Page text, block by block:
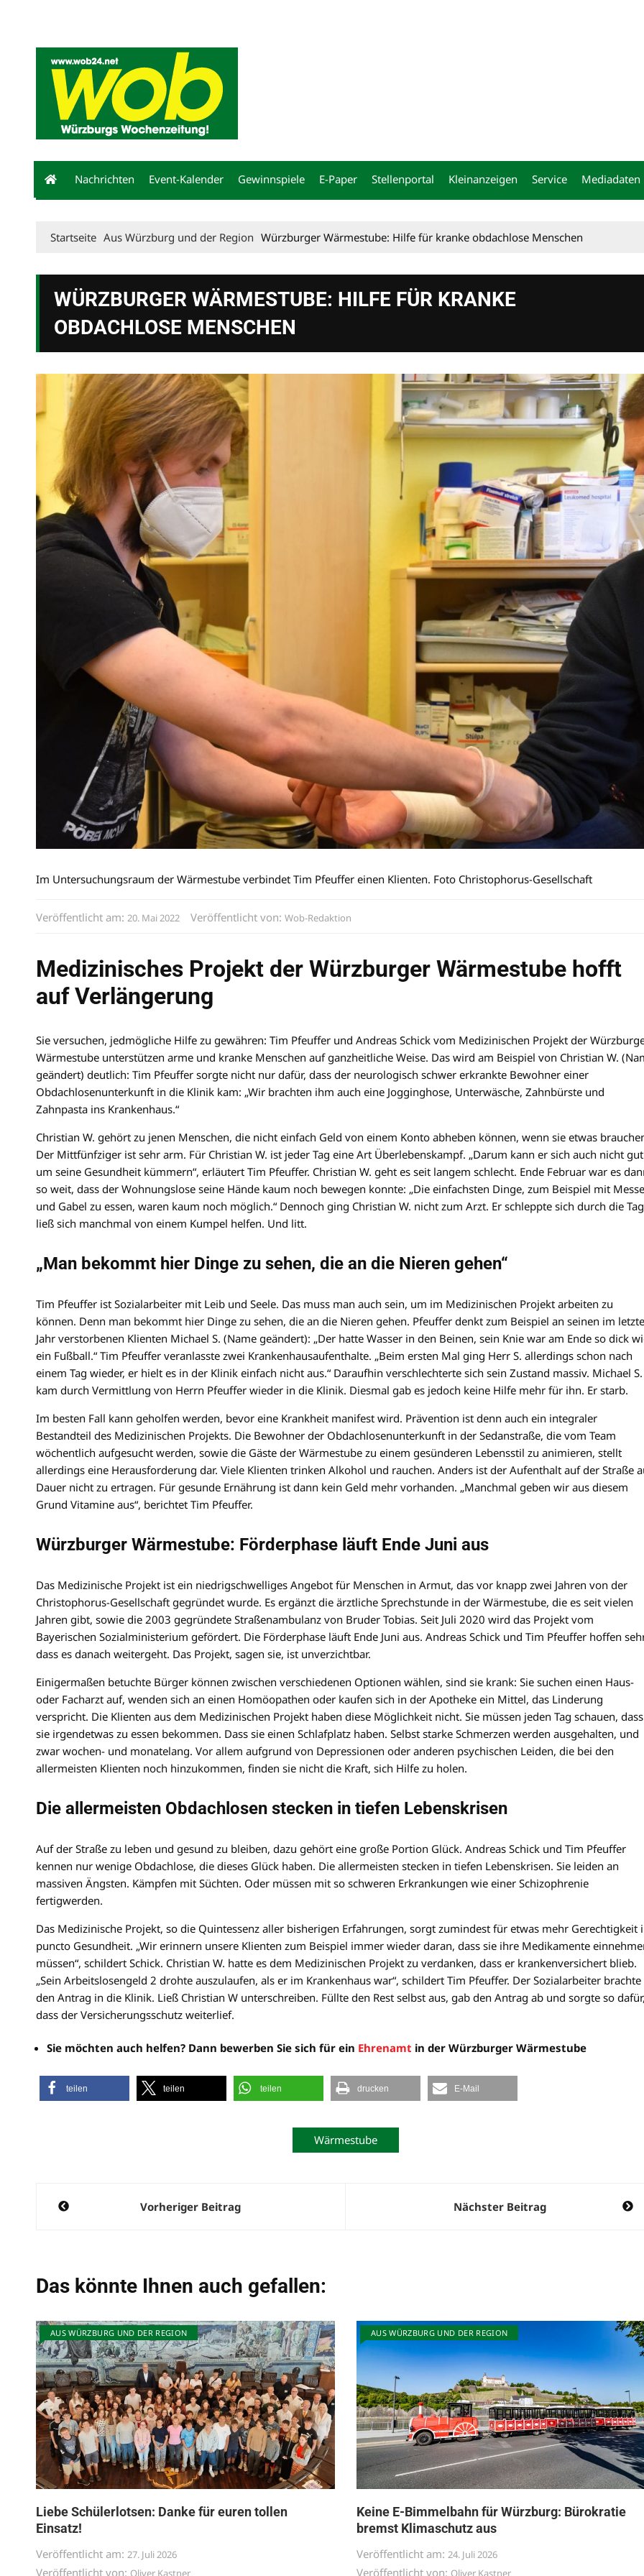
Nachrichten Event-Kalender Gewinnspiele E-Paper Stellenportal Kleinanzeigen Service Mediadaten
Startseite Aus Würzburg und der Region Würzburger Wärmestube: Hilfe für kranke obdachlose Menschen
WÜRZBURGER WÄRMESTUBE: HILFE FÜR KRANKE
OBDACHLOSE MENSCHEN
Im Untersuchungsraum der Wärmestube verbindet Tim Pfeuffer einen Klienten. Foto Christophorus-Gesellschaft
Veröffentlicht am: 20. Mai 2022 Veröffentlicht von: Wob-Redaktion
Medizinisches Projekt der Würzburger Wärmestube hofft
auf Verlängerung
Sie versuchen, jedmögliche Hilfe zu gewähren: Tim Pfeuffer und Andreas Schick vom Medizinischen Projekt der
Wärmestube unterstützen arme und kranke Menschen auf ganzheitliche Weise. Das wird am Beispiel von Christian W.
geändert) deutlich: Tim Pfeuffer sorgte nicht nur dafür, dass der neurologisch schwer erkrankte Bewohner einer
Obdachlosenunterkunft in die Klinik kam: „Wir brachten ihm auch eine Jogginghose, Unterwäsche, Zahnbürste und
Zahnpasta ins Krankenhaus.“
Christian W. gehört zu jenen Menschen, die nicht einfach Geld von einem Konto abheben können, wenn sie etwas
Der Mittfünfziger ist sehr arm. Für Christian W. ist jeder Tag eine Art Überlebenskampf. „Darum kann er sich auch nicht gut
um seine Gesundheit kümmern“, erläutert Tim Pfeuffer. Christian W. geht es seit langem schlecht. Ende Februar war es
so weit, dass der Wohnungslose seine Hände kaum noch bewegen konnte: „Die einfachsten Dinge, zum Beispiel mit
und Gabel zu essen, waren kaum noch möglich.“ Dennoch ging Christian W. nicht zum Arzt. Er schleppte sich durch die
ließ sich manchmal von einem Kumpel helfen. Und litt.
„Man bekommt hier Dinge zu sehen, die an die Nieren gehen“
Tim Pfeuffer ist Sozialarbeiter mit Leib und Seele. Das muss man auch sein, um im Medizinischen Projekt arbeiten zu
können. Denn man bekommt hier Dinge zu sehen, die an die Nieren gehen. Pfeuffer denkt zum Beispiel an seinen im
Jahr verstorbenen Klienten Michael S. (Name geändert): „Der hatte Wasser in den Beinen, sein Knie war am Ende so dick
ein Fußball.“ Tim Pfeuffer veranlasste zwei Krankenhausaufenthalte. „Beim ersten Mal ging Herr S. allerdings schon nach
einem Tag wieder, er hielt es in der Klinik einfach nicht aus.“ Daraufhin verschlechterte sich sein Zustand massiv. Michael S.
kam durch Vermittlung von Herrn Pfeuffer wieder in die Klinik. Diesmal gab es jedoch keine Hilfe mehr für ihn. Er starb.
Im besten Fall kann geholfen werden, bevor eine Krankheit manifest wird. Prävention ist denn auch ein integraler
Bestandteil des Medizinischen Projekts. Die Bewohner der Obdachlosenunterkunft in der Sedanstraße, die vom Team
wöchentlich aufgesucht werden, sowie die Gäste der Wärmestube zu einem gesünderen Lebensstil zu animieren, stellt
allerdings eine Herausforderung dar. Viele Klienten trinken Alkohol und rauchen. Anders ist der Aufenthalt auf der Straße
Dauer nicht zu ertragen. Für gesunde Ernährung ist dann kein Geld mehr vorhanden. „Manchmal geben wir aus diesem
Grund Vitamine aus“, berichtet Tim Pfeuffer.
Würzburger Wärmestube: Förderphase läuft Ende Juni aus
Das Medizinische Projekt ist ein niedrigschwelliges Angebot für Menschen in Armut, das vor knapp zwei Jahren von der
Christophorus-Gesellschaft gegründet wurde. Es ergänzt die ärztliche Sprechstunde in der Wärmestube, die es seit vielen
Jahren gibt, sowie die 2003 gegründete Straßenambulanz von Bruder Tobias. Seit Juli 2020 wird das Projekt vom
Bayerischen Sozialministerium gefördert. Die Förderphase läuft Ende Juni aus. Andreas Schick und Tim Pfeuffer hoffen
dass es danach weitergeht. Das Projekt, sagen sie, ist unverzichtbar.
Einigermaßen betuchte Bürger können zwischen verschiedenen Optionen wählen, sind sie krank: Sie suchen einen Haus-
oder Facharzt auf, wenden sich an einen Homöopathen oder kaufen sich in der Apotheke ein Mittel, das Linderung
verspricht. Die Klienten aus dem Medizinischen Projekt haben diese Möglichkeit nicht. Sie müssen jeden Tag schauen, dass
sie irgendetwas zu essen bekommen. Dass sie einen Schlafplatz haben. Selbst starke Schmerzen werden ausgehalten, und
zwar wochen- und monatelang. Vor allem aufgrund von Depressionen oder anderen psychischen Leiden, die bei den
allermeisten Klienten noch hinzukommen, finden sie nicht die Kraft, sich Hilfe zu holen.
Die allermeisten Obdachlosen stecken in tiefen Lebenskrisen
Auf der Straße zu leben und gesund zu bleiben, dazu gehört eine große Portion Glück. Andreas Schick und Tim Pfeuffer
kennen nur wenige Obdachlose, die dieses Glück haben. Die allermeisten stecken in tiefen Lebenskrisen. Sie leiden an
massiven Ängsten. Kämpfen mit Süchten. Oder müssen mit so schweren Erkrankungen wie einer Schizophrenie
fertigwerden.
Das Medizinische Projekt, so die Quintessenz aller bisherigen Erfahrungen, sorgt zumindest für etwas mehr Gerechtigkeit
puncto Gesundheit. „Wir erinnern unsere Klienten zum Beispiel immer wieder daran, dass sie ihre Medikamente
müssen“, schildert Schick. Christian W. hatte es dem Medizinischen Projekt zu verdanken, dass er krankenversichert blieb.
„Sein Arbeitslosengeld 2 drohte auszulaufen, als er im Krankenhaus war“, schildert Tim Pfeuffer. Der Sozialarbeiter brachte
den Antrag in die Klinik. Ließ Christian W unterschreiben. Füllte den Rest selbst aus, gab den Antrag ab und sorgte so
dass der Versicherungsschutz weiterlief.
Sie möchten auch helfen? Dann bewerben Sie sich für ein Ehrenamt in der Würzburger Wärmestube
teilen teilen teilen drucken E-Mail
Wärmestube
Beitragsnavigation
Vorheriger Beitrag Nächster Beitrag
Das könnte Ihnen auch gefallen:
AUS WÜRZBURG UND DER REGION
Liebe Schülerlotsen: Danke für euren tollen
Einsatz!
Veröffentlicht am: 27. Juli 2026
Veröffentlicht von: Oliver Kastner
AUS WÜRZBURG UND DER REGION
Keine E-Bimmelbahn für Würzburg: Bürokratie
bremst Klimaschutz aus
Veröffentlicht am: 24. Juli 2026
Veröffentlicht von: Oliver Kastner